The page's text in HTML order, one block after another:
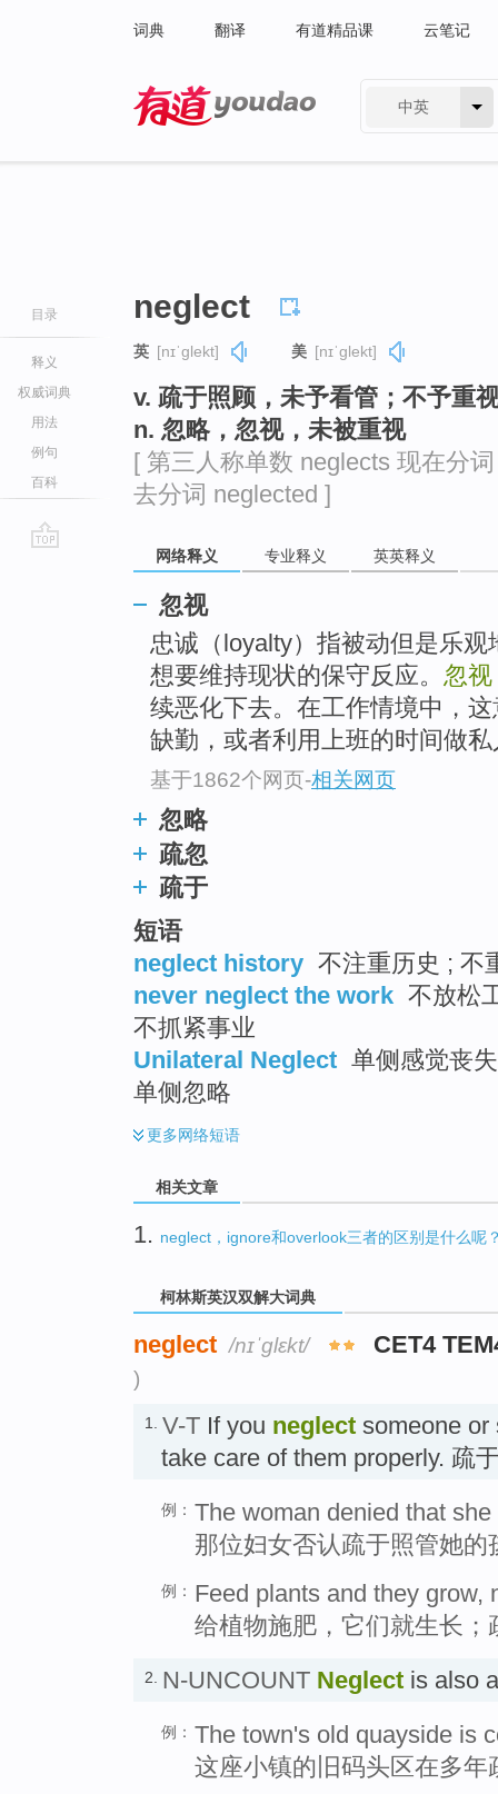
词典 翻译 有道精品课 云笔记
中英
目录
释义
权威词典
用法
例句
百科
neglect
英 [nɪˈɡlekt] 美 [nɪˈɡlekt]
v. 疏于照顾，未予看管；不予重
n. 忽略，忽视，未被重视
[ 第三人称单数 neglects 现在分
去分词 neglected ]
网络释义 专业释义 英英释义
忽视
忠诚（loyalty）指被动但是乐
想要维持现状的保守反应。 忽视
续恶化下去。在工作情境中，
缺勤，或者利用上班的时间做
基于1862个网页-相关网页
忽略
疏忽
疏于
短语
neglect history 不注重历史 ; 不
never neglect the work 不放松
不抓紧事业
Unilateral Neglect 单侧感觉丧
单侧忽略
更多网络短语
相关文章
1. neglect，ignore和overlook三者的区别是什么呢
柯林斯英汉双解大词典
neglect /nɪˈɡlɛkt/ CET4
)
1. V-T If you neglect someone or
take care of them properly. 疏
例： The woman denied that
那位妇女否认疏于照管她的
例： Feed plants and they grow,
给植物施肥，它们就生长
2. N-UNCOUNT Neglect is also
例： The town's old quayside is
这座小镇的旧码头区在多